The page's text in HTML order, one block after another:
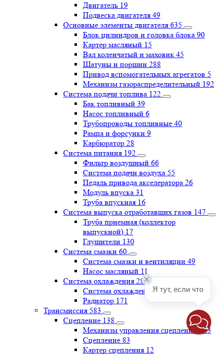
Двигатель 19
Подвеска двигателя 49
Основные элементы двигателя 635
Блок цилиндров и головка блока 90
Картер масляный 15
Вал коленчатый и маховик 45
Шатуны и поршни 288
Привод вспомогательных агрегатов 5
Механизм газораспределительный 192
Система подачи топлива 122
Бак топливный 39
Насос топливный 6
Трубопроводы топливные 40
Рампа и форсунки 9
Карбюратор 28
Система питания 192
Фильтр воздушный 66
Система подачи воздуха 55
Педаль привода акселератора 26
Модуль впуска 31
Труба впускная 16
Система выпуска отработавших газов 147
Труба приемная (коллектор
выпускной) 17
Глушители 130
Система смазки 60
Система смазки и вентиляции 49
Насос масляный 11
Система охлаждения 285
Система охлаждения114
Радиатор 171
Трансмиссия 583
Сцепление 138
Механизм управления сцеплением43
Сцепление 83
Картер сцепления 12
Я тут, если что